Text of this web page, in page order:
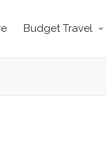
Budget Travel